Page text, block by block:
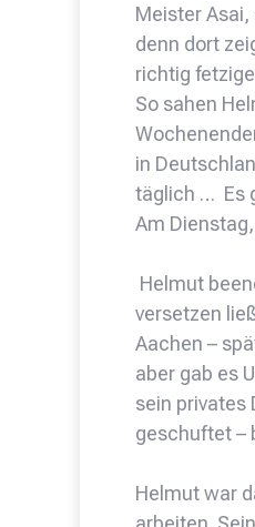
Meister
denn dort
richtig
So sahen
in
täglich … Es
Am
Helmut
versetzen
Aachen –
aber gab es
sein privates
geschuftet –
Helmut war